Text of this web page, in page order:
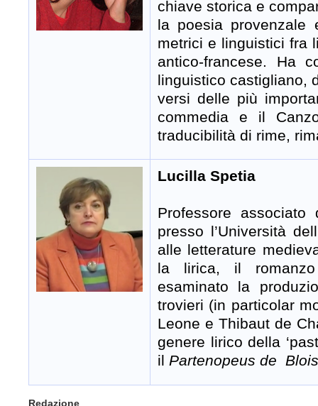
chiave storica e
la poesia provenzale
metrici e linguistici fra
antico-francese. Ha
linguistico castigliano,
versi delle più
commedia e il
traducibilità di rime,
Lucilla Spetia
Professore
presso l’Università
alle letterature
la lirica, il
esaminato la
trovieri (in particolar
Leone e Thibaut de
genere lirico della
il Partenopeus de
Redazione